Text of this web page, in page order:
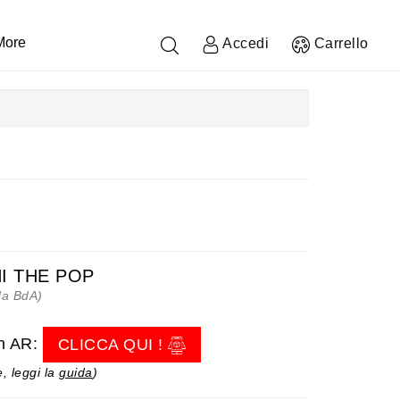
Accedi Carrello
THE POP
BdA)
AR: CLICCA QUI !
leggi la guida)